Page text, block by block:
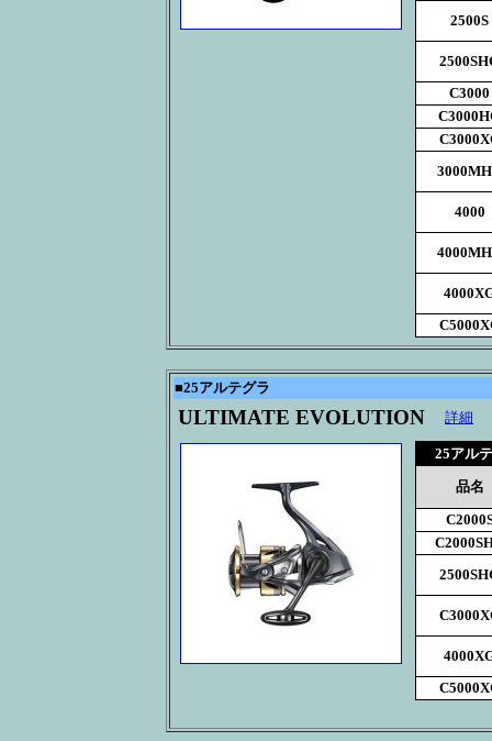
2500S
C3000
4000
■25アルテグラ
ULTIMATE EVOLUTION 詳細
25アル
品名